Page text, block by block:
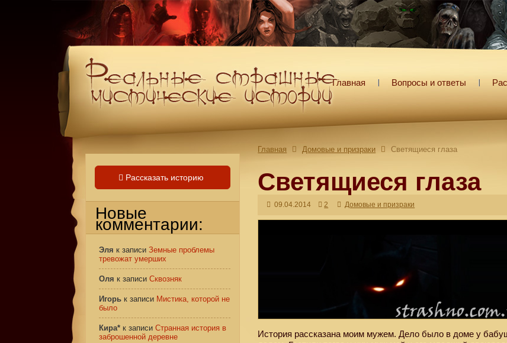
Главная Вопросы и ответы
Главная Домовые и призраки Светящиеся глаза
Светящиеся глаза
09.04.2014 2 Домовые и призраки
История рассказана моим мужем. Дело было в доме у
Рассказать историю
Новые
комментарии:
Эля к записи Земные проблемы
тревожат умерших
Оля к записи Сквозняк
Игорь к записи Мистика, которой не
было
Кира* к записи Странная история в
заброшенной деревне